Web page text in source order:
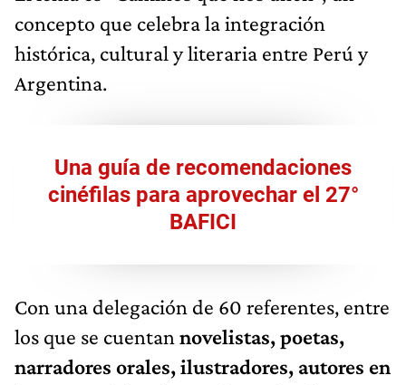
concepto que celebra la integración
histórica, cultural y literaria entre Perú y
Argentina.
Una guía de recomendaciones
cinéfilas para aprovechar el 27°
BAFICI
Con una delegación de 60 referentes, entre
los que se cuentan novelistas, poetas,
narradores orales, ilustradores, autores en